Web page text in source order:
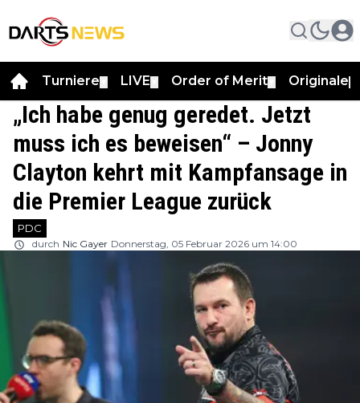
Turniere LIVE Order of Merit Originale
„Ich habe genug geredet. Jetzt
muss ich es beweisen“ – Jonny
Clayton kehrt mit Kampfansage in
die Premier League zurück
PDC
durch Nic Gayer Donnerstag, 05 Februar 2026 um 14:00